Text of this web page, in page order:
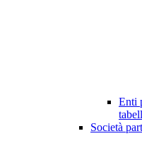
Enti
Società